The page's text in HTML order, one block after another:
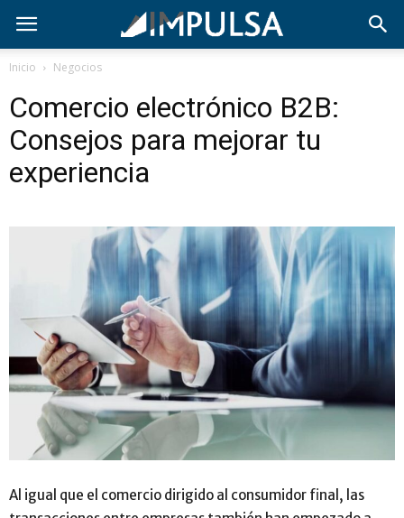
Inicio Negocios
Comercio electrónico B2B:
Consejos para mejorar tu
experiencia
Al igual que el comercio dirigido al consumidor final, las